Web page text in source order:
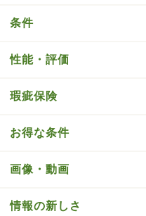
条件
性能・評価
瑕疵保険
お得な条件
画像・動画
情報の新しさ